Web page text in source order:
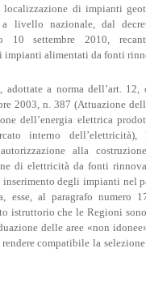
localizzazione di impianti
a livello nazionale, dal
10 settembre 2010,
impianti alimentati da fonti
adottate a norma dell’art. 12,
2003, n. 387 (Attuazione
dell’energia elettrica
interno
alla
di elettricità da fonti
inserimento degli impianti nel
esse, al paragrafo numero
istruttorio che le Regioni
delle aree «non
compatibile la